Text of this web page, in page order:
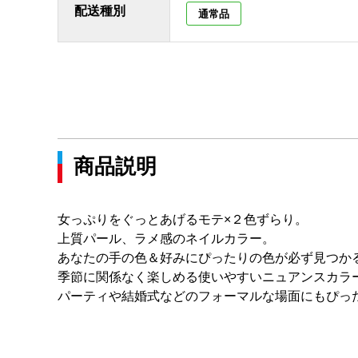
配送種別 通常品
商品説明
女っぷりをぐっとあげるモテ×２色ずらり。
上質パール、ラメ感のネイルカラー。
あなたの手の色＆好みにぴったりの色が必ず見つか
季節に関係なく楽しめる使いやすいニュアンスカラ
パーティや結婚式などのフォーマルな場面にもぴっ